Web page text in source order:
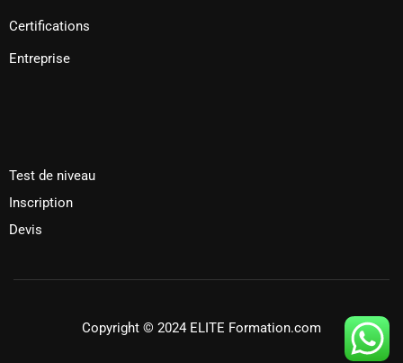
Certifications
Entreprise
Test de niveau
Inscription
Devis
Copyright © 2024 ELITE Formation.com